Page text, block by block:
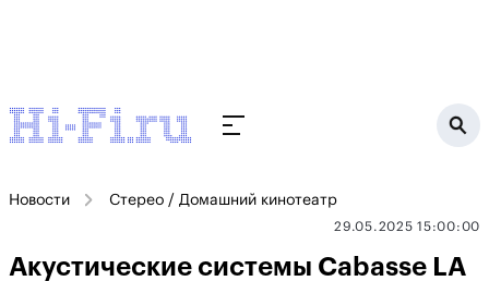
Новости Стерео / Домашний кинотеатр
29.05.2025 15:00:00
Акустические системы Cabasse LA